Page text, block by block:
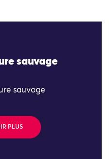
sauvage
sauvage
PLUS